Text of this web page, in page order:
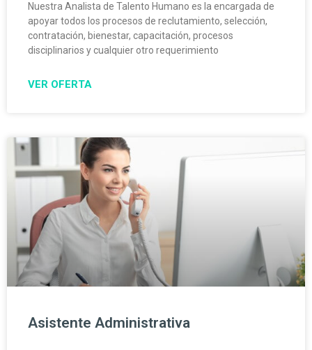
Nuestra Analista de Talento Humano es la encargada de
apoyar todos los procesos de reclutamiento, selección,
contratación, bienestar, capacitación, procesos
disciplinarios y cualquier otro requerimiento
VER OFERTA
Asistente Administrativa